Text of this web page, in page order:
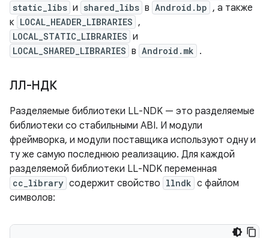
static_libs и shared_libs в Android.bp , а также
к LOCAL_HEADER_LIBRARIES ,
LOCAL_STATIC_LIBRARIES и
LOCAL_SHARED_LIBRARIES в Android.mk .
ЛЛ-НДК
Разделяемые библиотеки LL-NDK — это разделяемые
библиотеки со стабильными ABI. И модули
фреймворка, и модули поставщика используют одну и
ту же самую последнюю реализацию. Для каждой
разделяемой библиотеки LL-NDK переменная
cc_library содержит свойство llndk с файлом
символов: